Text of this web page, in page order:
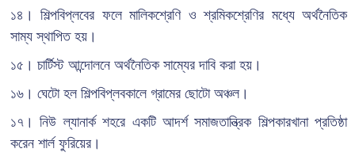
১৪। শিল্পবিপ্লবের ফলে মালিকশ্রেণি ও শ্রমিকশ্রেণির মধ্যে অর্থনৈতিক
সাম্য স্থাপিত হয়।
১৫। চার্টিস্ট আন্দোলনে অর্থনৈতিক সাম্যের দাবি করা হয়।
১৬। ঘেটো হল শিল্পবিপ্লবকালে গ্রামের ছোটো অঞ্চল।
১৭। নিউ ল্যানার্ক শহরে একটি আদর্শ সমাজতান্ত্রিক শিল্পকারখানা প্রতিষ্ঠা
করেন শার্ল ফুরিয়ের।